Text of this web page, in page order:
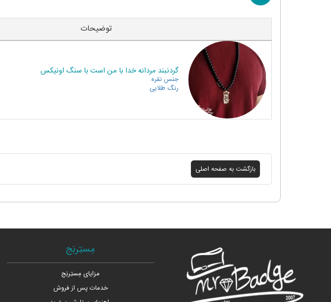
توضیحات
گردنبند مردانه خدا با من است با سنگ اونیکس
جنسنقره
رنگ طلایی
مِستِربَج
مزایای مِستِربَج
خدمات پس از فروش